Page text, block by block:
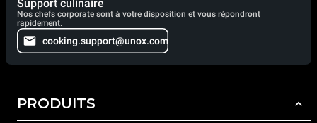
Support culinaire
Nos chefs corporate sont à votre disposition et vous répondront
rapidement.
cooking.support@unox.com
PRODUITS